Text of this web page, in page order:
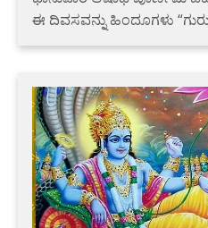
ಈ ದಿವಸವನ್ನು ಹಿಂದೂಗಳು